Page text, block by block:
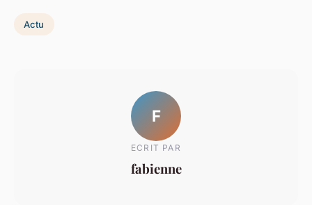
Actu
F
ECRIT PAR
fabienne